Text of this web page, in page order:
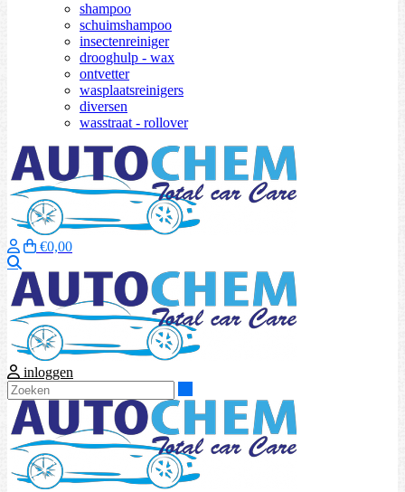
shampoo
schuimshampoo
insectenreiniger
drooghulp - wax
ontvetter
wasplaatsreinigers
diversen
wasstraat - rollover
€0,00
inloggen